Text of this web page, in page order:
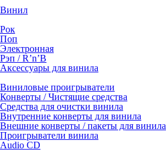
Винил
Рок
Поп
Электронная
Рэп / R’n’B
Аксессуары для винила
Виниловые проигрыватели
Конверты / Чистящие средства
Средства для очистки винила
Внутренние конверты для винила
Внешние конверты / пакеты для винила
Проигрыватели винила
Audio CD